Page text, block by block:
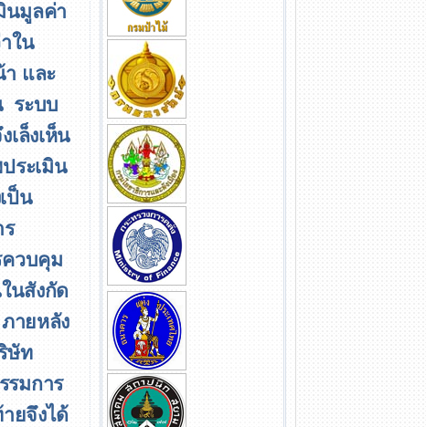
นมูลค่า
ใน
และ
ระบบ
ล็งเห็น
ระเมิน
ป็น
วบคุม
นสังกัด
ภายหลัง
ษัท
รมการ
ยจึงได้